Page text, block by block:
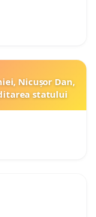
Nicușor Dan,
statului